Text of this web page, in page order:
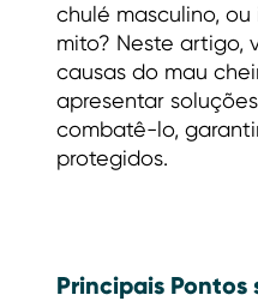
chulé masculino,
mito? Neste artigo,
causas do mau
apresentar
combatê-lo,
protegidos.
Principais Pontos